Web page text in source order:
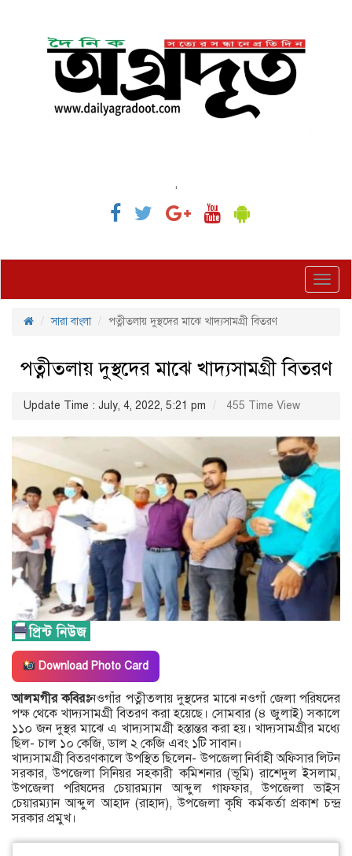
,
সারা বাংলা
পত্নীতলায় দুস্থদের মাঝে খাদ্যসামগ্রী বিতরণ
পত্নীতলায় দুস্থদের মাঝে খাদ্যসামগ্রী বিতরণ
Update Time : July, 4, 2022, 5:21 pm 455 Time View
Download Photo Card
আলমগীর কবিরঃনওগাঁর পত্নীতলায় দুস্থদের মাঝে নওগাঁ জেলা পরিষদের
পক্ষ থেকে খাদ্যসামগ্রী বিতরণ করা হয়েছে। সোমবার (৪ জুলাই) সকালে
১১০ জন দুস্থর মাঝে এ খাদ্যসামগ্রী হস্তান্তর করা হয়। খাদ্যসামগ্রীর মধ্যে
ছিল- চাল ১০ কেজি, ডাল ২ কেজি এবং ১টি সাবান।
খাদ্যসামগ্রী বিতরণকালে উপস্থিত ছিলেন- উপজেলা নির্বাহী অফিসার লিটন
সরকার, উপজেলা সিনিয়র সহকারী কমিশনার (ভূমি) রাশেদুল ইসলাম,
উপজেলা পরিষদের চেয়ারম্যান আব্দুল গাফফার, উপজেলা ভাইস
চেয়ারম্যান আব্দুল আহাদ (রাহাদ), উপজেলা কৃষি কর্মকর্তা প্রকাশ চন্দ্র
সরকার প্রমুখ।